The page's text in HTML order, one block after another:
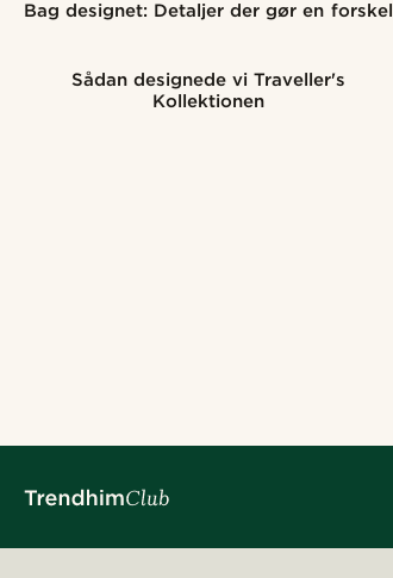
Bag designet: Detaljer der gør en forskel
Sådan designede vi Traveller's
Kollektionen